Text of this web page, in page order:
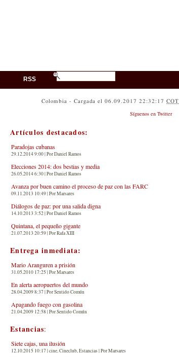
RSS
Colombia - Cargada el 06.09.2017 22:32:17COT
Síguenos en Twitter
Artículos destacados:
Paradojas cubanas
29.12.2014 9:00 | Por Daniel Ramos
Elecciones 2014: dos bestias y media
26.05.2014 6:30 | Por Daniel Ramos
Avanza por buen camino el proceso de paz con las FARC
09.11.2013 10:49 | Por Marsares
Diálogos de paz: por una salida digna
14.10.2013 3:52 | Por Daniel Ramos
Quintana, el pequeño gigante
21.07.2013 20:59 | Por Rafa XIII
Entrega inmediata:
Mario Aranguren a prisión
31.05.2010 17:25 | Por Marsares
En alerta aeropuertos del mundo
28.04.2009 8:37 | Por Sentido Común
Apagando fuego con gasolina
21.04.2009 12:58 | Por Sentido Común
Estancias:
Siete cajas, una ilusión
12.10.2015 10:17 | cine, Cineclub, Estancias | Por Marsares